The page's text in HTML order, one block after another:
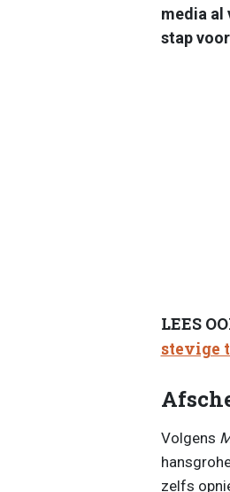
media al
stap
LEES
stevige
Volgens
zelfs